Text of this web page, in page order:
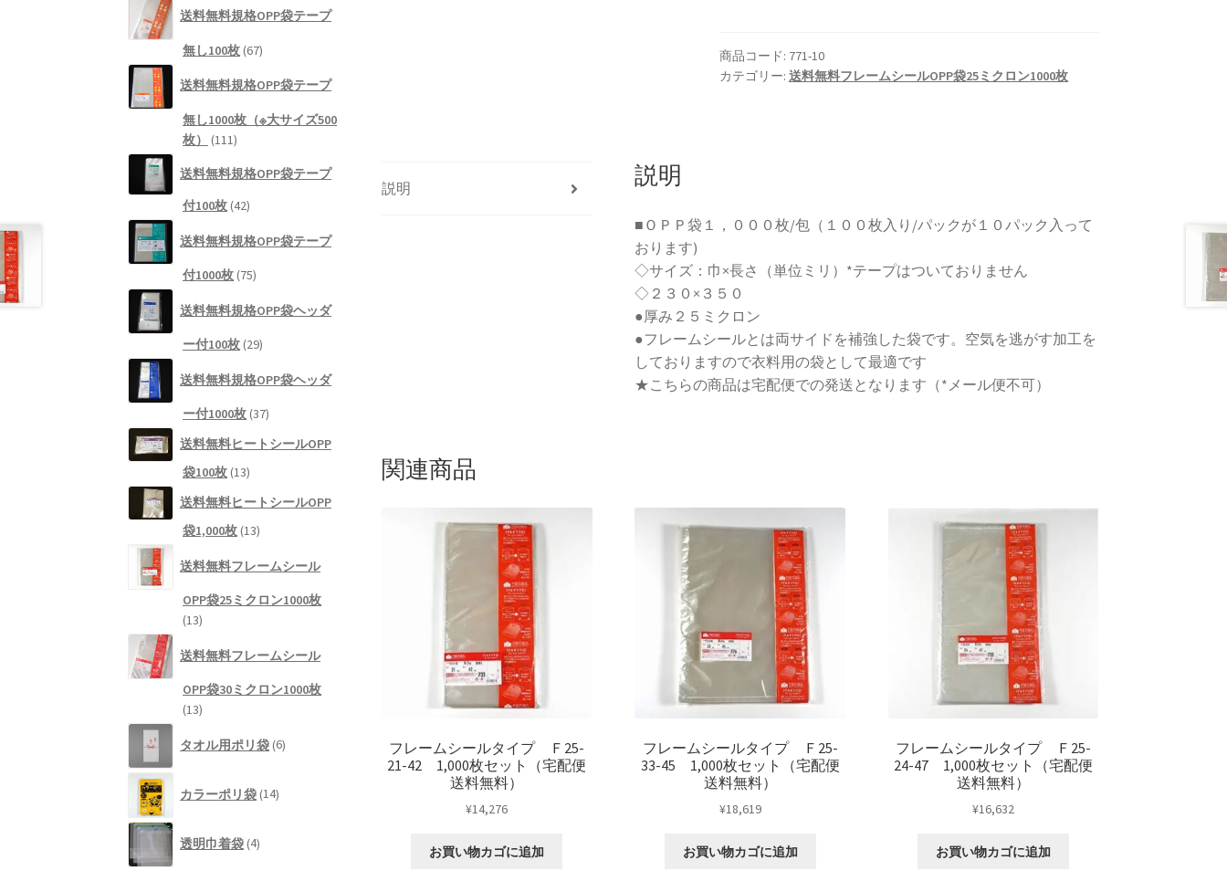
シ
ー
23-
1,000
枚
セ
ッ
ト
（宅
無
料）
商品コード: 771-10
カテゴリー: 送料無料フレームシールOPP袋25ミクロン1000枚
説明 説明
■ＯＰＰ袋１，０００枚/包（１００枚入り/パックが１０パック入って
おります)
◇サイズ：巾×長さ（単位ミリ）*テープはついておりません
◇２３０×３５０
●厚み２５ミクロン
●フレームシールとは両サイドを補強した袋です。空気を逃がす加工を
しておりますので衣料用の袋として最適です
★こちらの商品は宅配便での発送となります（*メール便不可）
関連商品
フレームシールタイプ Ｆ25-
21-42 1,000枚セット（宅配便
送料無料）
¥14,276
お買い物カゴに追加
フレームシールタイプ Ｆ25-
33-45 1,000枚セット（宅配便
送料無料）
¥18,619
お買い物カゴに追加
フレームシールタイプ Ｆ25-
24-47 1,000枚セット（宅配便
送料無料）
¥16,632
お買い物カゴに追加
の
品
送料無料規格OPP袋テープ
無し100枚 6767
の
品
送料無料規格OPP袋テープ
無し1000枚（※大サイズ500
枚）
111111
の
商
送料無料規格OPP袋テープ
付100枚 4242
の
品
送料無料規格OPP袋テープ
付1000枚 7575
の
品
送料無料規格OPP袋ヘッダ
ー付100枚 2929
の
品
送料無料規格OPP袋ヘッダ
ー付1000枚 3737
の
送料無料ヒートシールOPP
袋100枚 1313
の
商
送料無料ヒートシールOPP
袋1,000枚 1313
の
品
送料無料フレームシール
OPP袋25ミクロン1000枚
1313
の
商
品
送料無料フレームシール
OPP袋30ミクロン1000枚
1313
の
品
タオル用ポリ袋 6個
カラーポリ袋 14個
透明巾着袋 4個